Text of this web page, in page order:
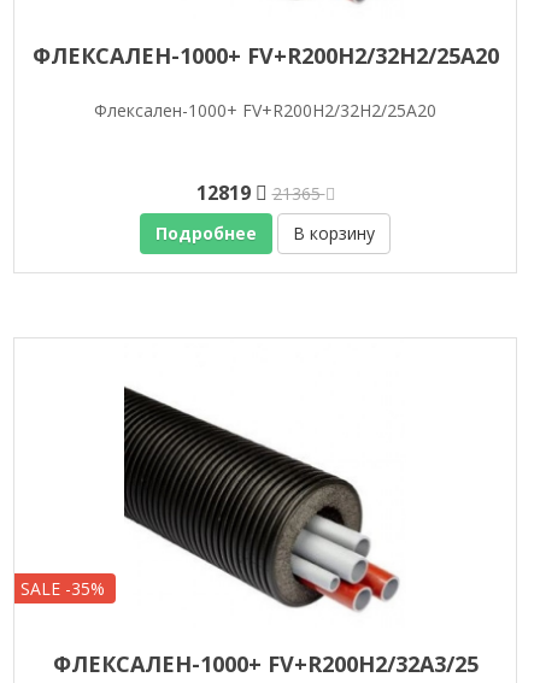
ФЛЕКСАЛЕН-1000+ FV+R200H2/32H2/25A20
Флексален-1000+ FV+R200H2/32H2/25A20
12819
21365
Подробнее
В корзину
SALE -35%
ФЛЕКСАЛЕН-1000+ FV+R200H2/32A3/25